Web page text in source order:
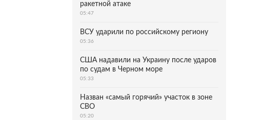
ракетной атаке
05:47
ВСУ ударили по российскому региону
05:36
США надавили на Украину после ударов
по судам в Черном море
05:33
Назван «самый горячий» участок в зоне
СВО
05:20